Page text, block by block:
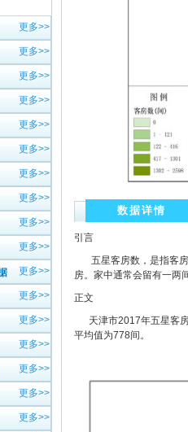
更多>>
更多>>
更多>>
更多>>
更多>>
更多>>
更多>>
更多>>
更多>>
更多>>
更多>>
更多>>
更多>>
更多>>
更多>>
更多>>
更多>>
数据详情
引言
五星客房数，是指客房
房。家中通常会留有一两
正文
天津市2017年五星客房
平均值为778间。